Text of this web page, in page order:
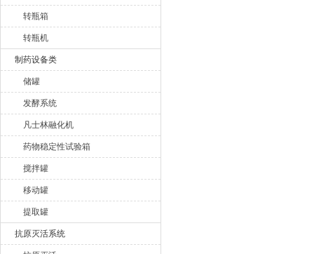
转瓶箱
转瓶机
制药设备类
储罐
发酵系统
凡士林融化机
药物稳定性试验箱
搅拌罐
移动罐
提取罐
抗原灭活系统